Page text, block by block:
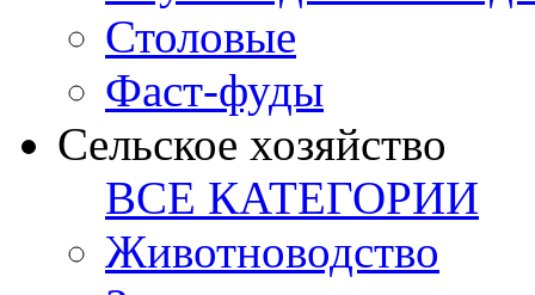
Столовые
Фаст-фуды
Сельское хозяйство
ВСЕ КАТЕГОРИИ
Животноводство